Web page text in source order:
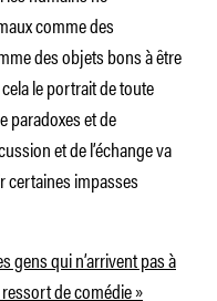
comme des
des objets bons à être
le portrait de toute
paradoxes et de
et de l’échange va
certaines impasses
gens qui n’arrivent pas à
de comédie »